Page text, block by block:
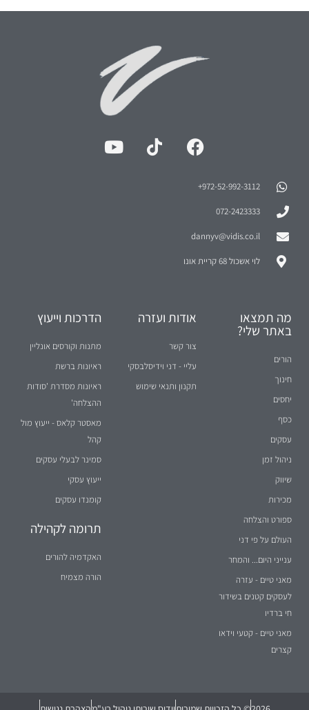
972-52-992-3112⁩+
072-2423333
dannyv@vidis.co.il
לוי אשכול 68 קריית אונו
מה תמצאו
באתר שלי?
הורים
חינוך
יחסים
כסף
עסקים
ניהול זמן
שיווק
מכירות
ספורט והצלחה
העולם על פי דני
ענייני היום... והמחר
מאני טיים - עזרה
לעסקים קטנים בשידור
חי ברדיו
מאני טיים - קטעי וידאו
קצרים
אודות ועזרה
צור קשר
עליי - דני וידיסלבסקי
תקנון ותנאי שימוש
הדרכות וייעוץ
מתנות וקורסים אונליין
ראיונות ברשת
ראיונות מסדרת 'סודות
ההצלחה'
מאסטר קלאס - ייעוץ מול
קהל
סמינר לבעלי עסקים
ייעוץ עסקי
קומנדו עסקים
תרומה לקהילה
האקדמיה להורים
הורה מצמיח